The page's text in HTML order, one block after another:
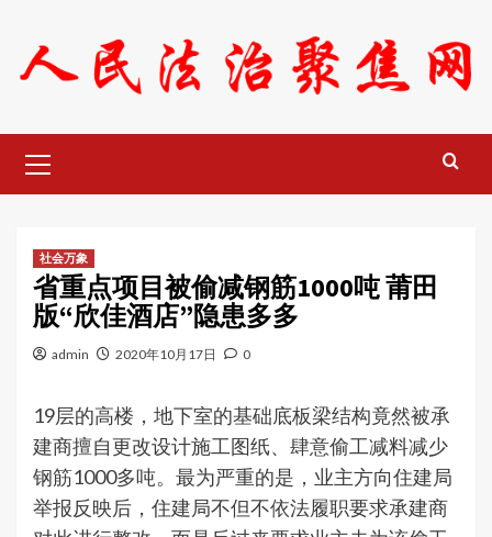
content
Menu
社会万象
省重点项目被偷减钢筋1000吨 莆田
版“欣佳酒店”隐患多多
admin 2020年10月17日 0
19层的高楼，地下室的基础底板梁结构竟然被承
建商擅自更改设计施工图纸、肆意偷工减料减少
钢筋1000多吨。最为严重的是，业主方向住建局
举报反映后，住建局不但不依法履职要求承建商